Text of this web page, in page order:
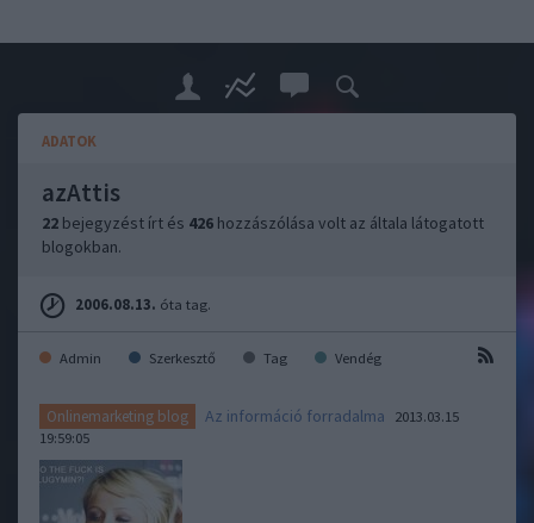
ADATOK
azAttis
22 bejegyzést írt és 426 hozzászólása volt az általa látogatott
blogokban.
2006.08.13. óta tag.
Admin Szerkesztő Tag Vendég
Onlinemarketing blog Az információ forradalma
2013.03.15
19:59:05